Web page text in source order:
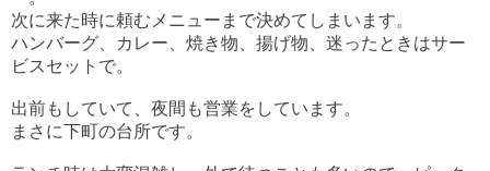
次に来た時に頼むメニューまで決めてしまいます。
ハンバーグ、カレー、焼き物、揚げ物、迷ったときはサー
ビスセットで。
出前もしていて、夜間も営業をしています。
まさに下町の台所です。